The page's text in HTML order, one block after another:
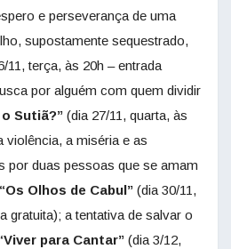
e perseverança de uma
supostamente sequestrado,
11, terça, às 20h – entrada
por alguém com quem dividir
o Sutiã?” (dia 27/11, quarta, às
violência, a miséria e as
por duas pessoas que se amam
“Os Olhos de Cabul” (dia 30/11,
gratuita); a tentativa de salvar o
para Cantar” (dia 3/12,